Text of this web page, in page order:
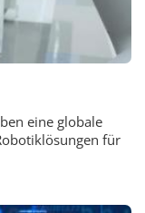
eine globale
für